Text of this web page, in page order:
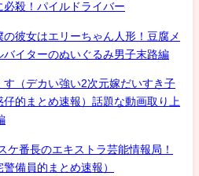
必殺！パイルドライバー
彼女はエリーちゃん人形！豆腐メ
イターのぬいぐるみ男子末路編
（デカい強い2次元嫁だいすき子
的まとめ速報）話題な動画取り上
ケ番長のエキストラ芸能情報局！
備員的まとめ速報）